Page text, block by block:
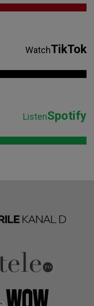
WatchTikTok
ListenSpotify